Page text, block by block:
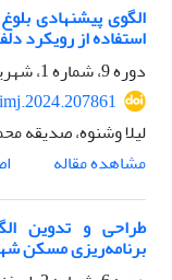
الگوی پیشنهادی
استفاده از رویکرد
دوره 9، شماره 1، شهریور 1402، صفحه
لیلا وشنوه، صدیقه
مشاهده مقاله
طراحی و تدوین
برنامه‌ریزی‌‌ مسکن